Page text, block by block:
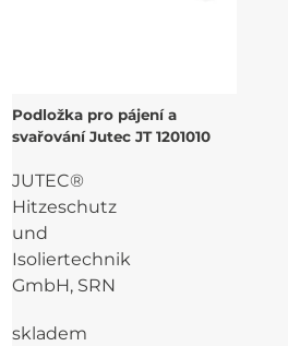
Podložka pro pájení a
svařování Jutec JT 1201010
JUTEC®
Hitzeschutz
und
Isoliertechnik
GmbH, SRN
skladem